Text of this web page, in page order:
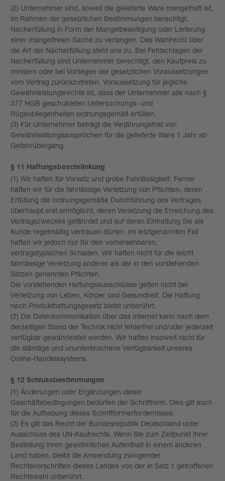
(2) Unternehmer sind, soweit die gelieferte Ware mangelhaft ist,
im Rahmen der gesetzlichen Bestimmungen berechtigt,
Nacherfüllung in Form der Mangelbeseitigung oder Lieferung
einer mangelfreien Sache zu verlangen. Das Wahlrecht über
die Art der Nacherfüllung steht uns zu. Bei Fehlschlagen der
Nacherfüllung sind Unternehmer berechtigt, den Kaufpreis zu
mindern oder bei Vorliegen der gesetzlichen Voraussetzungen
vom Vertrag zurückzutreten. Voraussetzung für jegliche
Gewährleistungsrechte ist, dass der Unternehmer alle nach §
377 HGB geschuldeten Untersuchungs- und
Rügeobliegenheiten ordnungsgemäß erfüllen.
(3) Für Unternehmer beträgt die Verjährungsfrist von
Gewährleistungs­ansprüchen für die gelieferte Ware 1 Jahr ab
Gefahrübergang.
§ 11 Haftungsbeschränkung
(1) Wir haften für Vorsatz und grobe Fahrlässigkeit. Ferner
haften wir für die fahrlässige Verletzung von Pflichten, deren
Erfüllung die ordnungsgemäße Durchführung des Vertrages
überhaupt erst ermöglicht, deren Verletzung die Erreichung des
Vertragszweckes gefährdet und auf deren Einhaltung Sie als
Kunde regelmäßig vertrauen dürfen. Im letztgenannten Fall
haften wir jedoch nur für den vorhersehbaren,
vertragstypischen Schaden. Wir haften nicht für die leicht
fahrlässige Verletzung anderer als der in den vorstehenden
Sätzen genannten Pflichten.
Die vorstehenden Haftungsausschlüsse gelten nicht bei
Verletzung von Leben, Körper und Gesundheit. Die Haftung
nach Produkthaftungsgesetz bleibt unberührt.
(2) Die Datenkommunikation über das Internet kann nach dem
derzeitigen Stand der Technik nicht fehlerfrei und/oder jederzeit
verfügbar gewährleistet werden. Wir haften insoweit nicht für
die ständige und ununterbrochene Verfügbarkeit unseres
Online-Handelssystems.
§ 12 Schlussbestimmungen
(1) Änderungen oder Ergänzungen dieser
Geschäftsbedingungen bedürfen der Schriftform. Dies gilt auch
für die Aufhebung dieses Schriftformerfordernisses.
(2) Es gilt das Recht der Bundesrepublik Deutschland unter
Ausschluss des UN-Kaufrechts. Wenn Sie zum Zeitpunkt Ihrer
Bestellung Ihren gewöhnlichen Aufenthalt in einem anderen
Land haben, bleibt die Anwendung zwingender
Rechtsvorschriften dieses Landes von der in Satz 1 getroffenen
Rechtswahl unberührt.